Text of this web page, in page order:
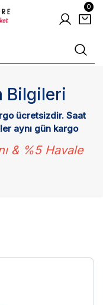
0
Bilgileri
ücretsizdir. Saat
aynı gün kargo
& %5 Havale